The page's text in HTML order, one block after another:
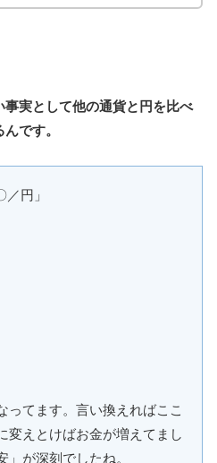
実として他の通貨と円を比べ
です。
円」
ってます。言い換えればここ
変えとけばお金が増えてまし
が深刻でしたね。